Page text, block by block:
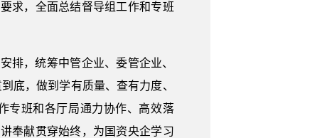
求，全面总结督导组工作和专班
排，统筹中管企业、委管企业、
底，做到学有质量、查有力度、
专班和各厅局通力协作、高效落
奉献贯穿始终，为国资央企学习